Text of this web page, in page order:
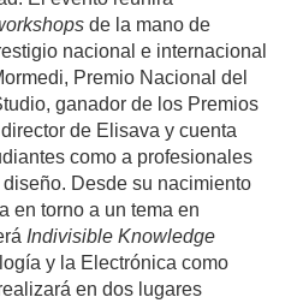
de la mano de
nacional e internacional
Premio Nacional del
ganador de los Premios
de Elisava y cuenta
como a profesionales
Desde su nacimiento
en torno a un tema en
Indivisible Knowledge
y la Electrónica como
en dos lugares